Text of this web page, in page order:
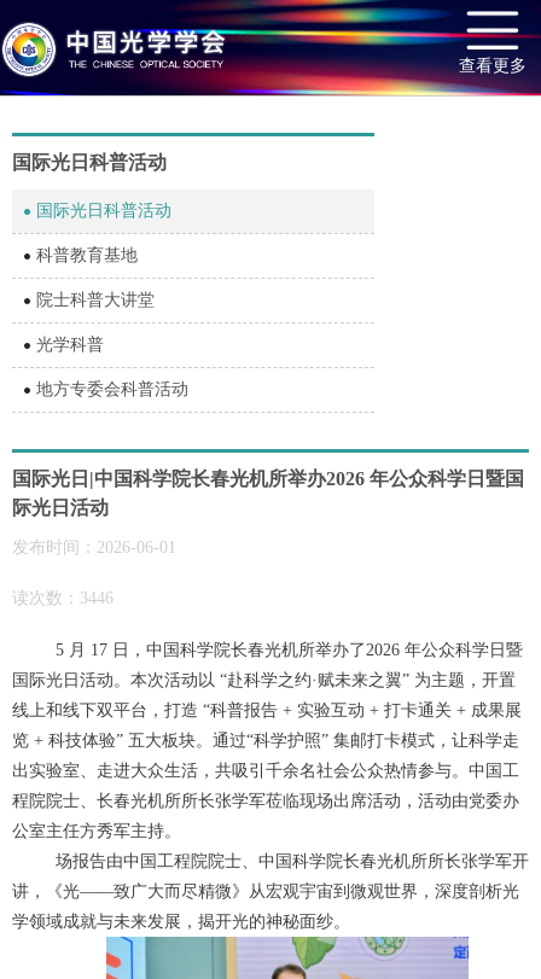
查看更多
国际光日科普活动
国际光日科普活动
科普教育基地
院士科普大讲堂
光学科普
地方专委会科普活动
国际光日|中国科学院长春光机所举办2026 年公众科学日暨国
际光日活动
发布时间：2026-06-01
读次数：3446
5 月 17 日，中国科学院长春光机所举办了2026 年公众科学日暨
国际光日活动。本次活动以 “赴科学之约·赋未来之翼” 为主题，开置
线上和线下双平台，打造 “科普报告 + 实验互动 + 打卡通关 + 成果展
览 + 科技体验” 五大板块。通过“科学护照” 集邮打卡模式，让科学走
出实验室、走进大众生活，共吸引千余名社会公众热情参与。中国工
程院院士、长春光机所所长张学军莅临现场出席活动，活动由党委办
公室主任方秀军主持。
场报告由中国工程院院士、中国科学院长春光机所所长张学军开
讲，《光——致广大而尽精微》从宏观宇宙到微观世界，深度剖析光
学领域成就与未来发展，揭开光的神秘面纱。